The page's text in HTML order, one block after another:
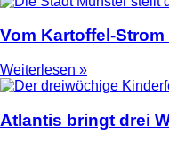
Vom Kartoffel-
Weiterlesen »
Atlantis bringt drei